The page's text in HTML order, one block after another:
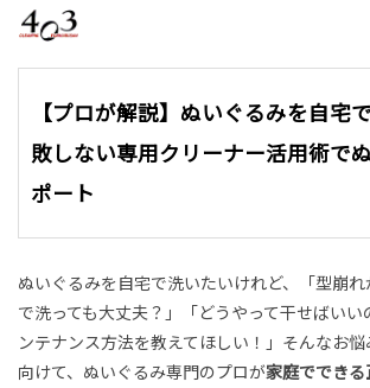
【プロが解説】ぬいぐるみを自宅
敗しない専用クリーナー活用術で
ポート
ぬいぐるみを自宅で洗いたいけれど、「型崩
で洗っても大丈夫？」「どうやって干せばいい
ンテナンス方法を教えてほしい！」そんなお
向けて、ぬいぐるみ専門のプロが家庭ででき